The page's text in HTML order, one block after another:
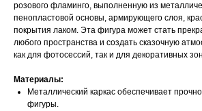
розового фламинго, выполненную из
пенопластовой основы, армирующего слоя,
покрытия лаком. Эта фигура может стать
любого пространства и создать сказочную
как для фотосессий, так и для декоративных
Материалы:
Металлический каркас обеспечивает
фигуры.